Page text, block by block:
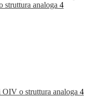
struttura analoga 4
OIV o struttura analoga 4